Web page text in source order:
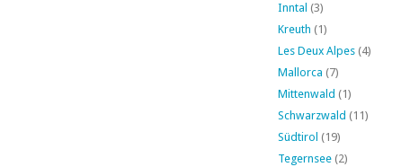
Inntal (3)
Kreuth (1)
Les Deux Alpes (4)
Mallorca (7)
Mittenwald (1)
Schwarzwald (11)
Südtirol (19)
Tegernsee (2)